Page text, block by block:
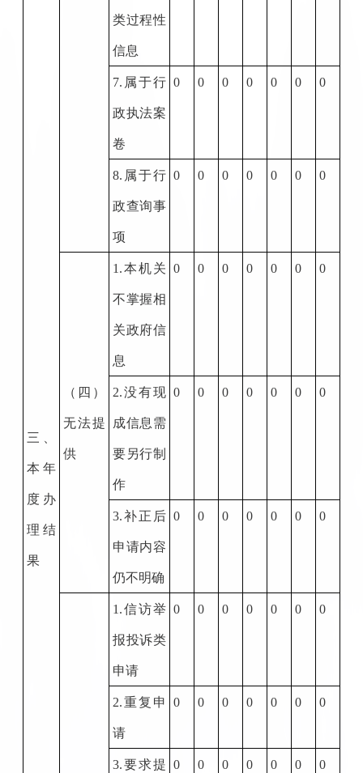
三、
本年
度办
理结
果
类过程性
信息
7. 属于行
政执法案
卷
0 0 0 0 0 0 0
8. 属于行
政查询事
项
0 0 0 0 0 0 0
（四）
无法提
供
1.本机关
不掌握相
关政府信
息
0 0 0 0 0 0 0
2.没有现
成信息需
要另行制
作
0 0 0 0 0 0 0
3.补正后
申请内容
仍不明确
0 0 0 0 0 0 0
1.信访举
报投诉类
申请
0 0 0 0 0 0 0
2.重复申
请
0 0 0 0 0 0 0
3.要求提 0 0 0 0 0 0 0